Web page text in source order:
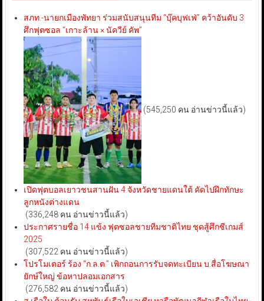
สภท.-นายกเมืองพัทยา ร่วมสนับสนุนทีม “บุ๊คบุฟเฟ่” คว้าอันดับ 3
ศึกฟุตซอล “เกาะล้าน × นัควีย์ คัพ”
(545,250 คน อ่านข่าวนี้แล้ว)
เปิดฟุตบอลเยาวชนสานฝัน 4 จังหวัดชายแดนใต้ คัดไปฝึกทักษะ
ลูกหนังต่างแดน
(336,248 คน อ่านข่าวนี้แล้ว)
ประกาศรายชื่อ 14 แข้ง ฟุตซอลชายทีมชาติไทย ชุดสู้ศึกซีเกมส์
2025
(307,522 คน อ่านข่าวนี้แล้ว)
โปรโมเตอร์ ร้อง “ก.ล.ต.” เพิกถอนการรับจดทะเบียน บ.สื่อโฆษณา
ยักษ์ใหญ่ ข้อหาปลอมเอกสาร
(276,582 คน อ่านข่าวนี้แล้ว)